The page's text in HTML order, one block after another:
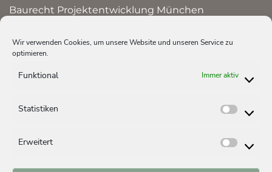
Wir verwenden Cookies, um unsere Website und unseren Service zu
optimieren.
Funktional Immer aktiv
Statistiken
Erweitert
Baurecht Projektentwicklung München